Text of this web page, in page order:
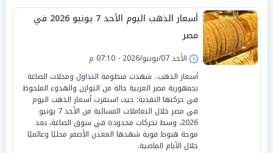
أسعار الذهب اليوم الأحد 7 يونيو 2026 في
مصر
الأحد 07/يونيو/2026 - 07:10 م
أسعار الذهب.. شهدت منظومة التداول ومحلات الصاغة
بجمهورية مصر العربية حالة من التوازن والهدوء الملحوظ
في حركتها النقدية؛ حيث استقرت أسعار الذهب اليوم
في مصر خلال التعاملات المسائية من الأحد 7 يونيو
2026، وسط تحركات محدودة في سوق الصاغة، بعد
موجة هبوط قوية شهدها المعدن الأصفر محليًا وعالميًا
خلال الأيام الماضية.